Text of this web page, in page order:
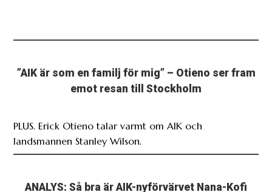
”AIK är som en familj för mig” – Otieno ser fram
emot resan till Stockholm
PLUS. Erick Otieno talar varmt om AIK och
landsmannen Stanley Wilson.
ANALYS: Så bra är AIK-nyförvärvet Nana-Kofi